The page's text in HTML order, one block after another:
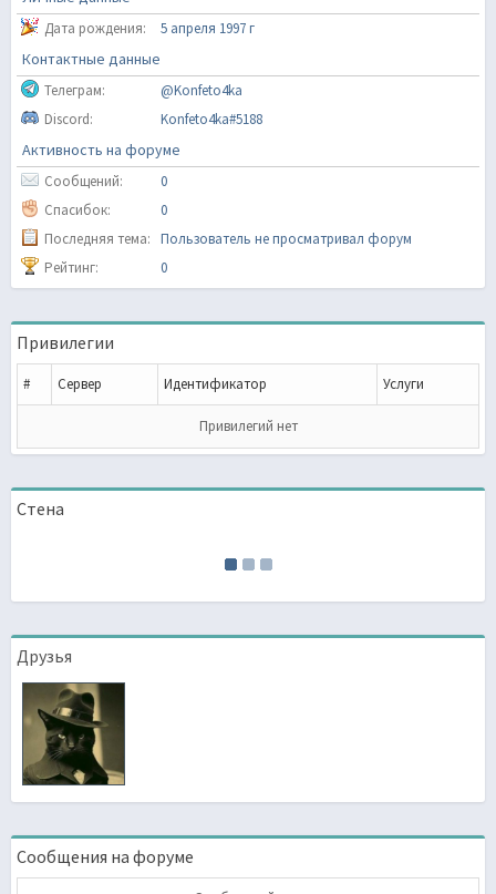
Дата рождения: 5 апреля 1997 г
Контактные данные
Телеграм:
@Konfeto4ka
Discord:
Konfeto4ka#5188
Активность на форуме
Сообщений:
0
Спасибок:
0
Последняя тема: Пользователь не просматривал форум
Рейтинг:
0
Привилегии
# Сервер Идентификатор Услуги
Привилегий нет
Стена
Друзья
Сообщения на форуме